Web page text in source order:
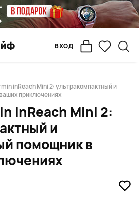
ВХОД
inReach Mini 2: ультракомпактный и
приключениях
inReach Mini 2:
и
помощник в